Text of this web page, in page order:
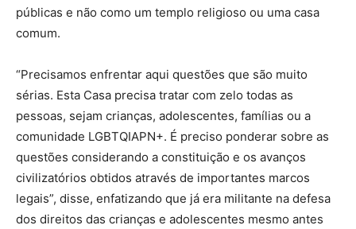
públicas e não como um templo religioso ou uma casa
comum.
“Precisamos enfrentar aqui questões que são muito
sérias. Esta Casa precisa tratar com zelo todas as
pessoas, sejam crianças, adolescentes, famílias ou a
comunidade LGBTQIAPN+. É preciso ponderar sobre as
questões considerando a constituição e os avanços
civilizatórios obtidos através de importantes marcos
legais”, disse, enfatizando que já era militante na defesa
dos direitos das crianças e adolescentes mesmo antes